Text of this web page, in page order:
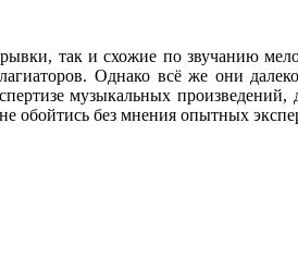
так и схожие по звучанию
Однако всё же они далеко
музыкальных произведений,
обойтись без мнения опытных